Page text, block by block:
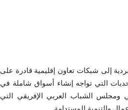
إلى شبكات تعاون إقليمية قادرة على
التي تواجه إنشاء أسواق شاملة في
ومجلس الشباب العربي الإفريقي التي
والتنمية المستدامة.